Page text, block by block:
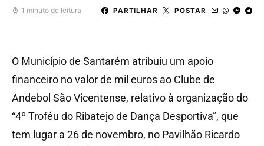
1 minuto de leitura PARTILHAR POSTAR
O Município de Santarém atribuiu um apoio
financeiro no valor de mil euros ao Clube de
Andebol São Vicentense, relativo à organização do
“4º Troféu do Ribatejo de Dança Desportiva”, que
tem lugar a 26 de novembro, no Pavilhão Ricardo